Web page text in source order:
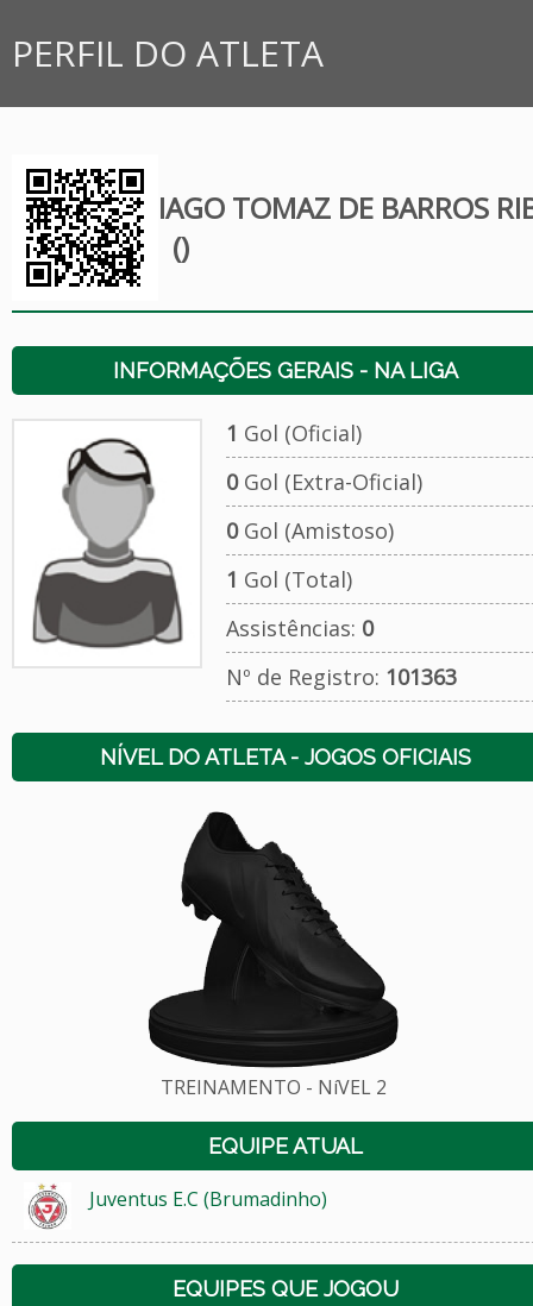
PERFIL DO ATLETA
IAGO TOMAZ DE BARROS
()
INFORMAÇÕES GERAIS - NA LIGA
1 Gol (Oficial)
0Gol (Extra-Oficial)
0Gol (Amistoso)
1 Gol (Total)
Assistências: 0
Nº de Registro: 101363
NÍVEL DO ATLETA - JOGOS OFICIAIS
TREINAMENTO - NíVEL 2
EQUIPE ATUAL
Juventus E.C (Brumadinho)
EQUIPES QUE JOGOU